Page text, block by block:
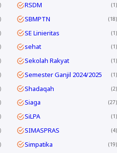
RSDM 1
SBMPTN 18
SE Linieritas 1
sehat 1
Sekolah Rakyat 1
Semester Ganjil 2024/2025 1
Shadaqah 2
Siaga 27
SiLPA 1
SIMASPRAS 4
Simpatika 19